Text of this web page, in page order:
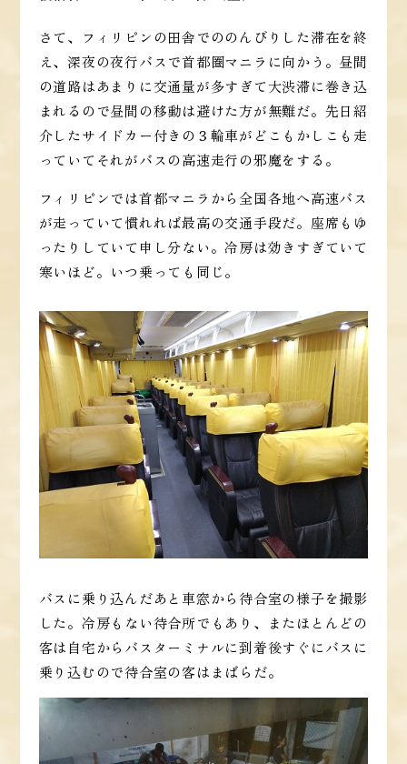
さて、フィリピンの田舎でののんびりした滞在を終
え、深夜の夜行バスで首都圏マニラに向かう。昼間
の道路はあまりに交通量が多すぎて大渋滞に巻き込
まれるので昼間の移動は避けた方が無難だ。先日紹
介したサイドカー付きの３輪車がどこもかしこも走
っていてそれがバスの高速走行の邪魔をする。
フィリピンでは首都マニラから全国各地へ高速バス
が走っていて慣れれば最高の交通手段だ。座席もゆ
ったりしていて申し分ない。冷房は効きすぎていて
寒いほど。いつ乗っても同じ。
バスに乗り込んだあと車窓から待合室の様子を撮影
した。冷房もない待合所でもあり、またほとんどの
客は自宅からバスターミナルに到着後すぐにバスに
乗り込むので待合室の客はまばらだ。